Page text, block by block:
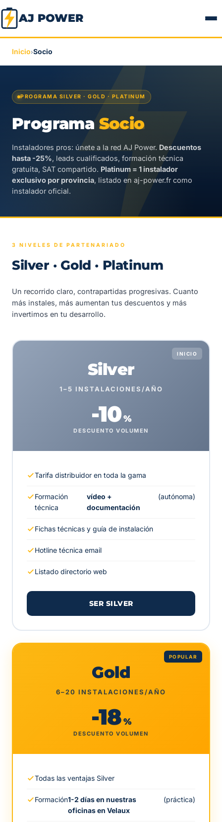
AJ POWER
Inicio›Socio
PROGRAMA SILVER · GOLD · PLATINUM
Programa Socio
Instaladores pros: únete a la red AJ Power. Descuentos
hasta -25%, leads cualificados, formación técnica
gratuita, SAT compartido. Platinum = 1 instalador
exclusivo por provincia, listado en aj-power.fr como
instalador oficial.
3 NIVELES DE PARTENARIADO
Silver · Gold · Platinum
Un recorrido claro, contrapartidas progresivas. Cuanto
más instales, más aumentan tus descuentos y más
invertimos en tu desarrollo.
INICIO
Silver
1–5 INSTALACIONES/AÑO
-10%
DESCUENTO VOLUMEN
Tarifa distribuidor en toda la gama
Formación
técnica
vídeo +
documentación
(autónoma)
Fichas técnicas y guía de instalación
Hotline técnica email
Listado directorio web
SER SILVER
POPULAR
Gold
6–20 INSTALACIONES/AÑO
-18%
DESCUENTO VOLUMEN
Todas las ventajas Silver
Formación1-2 días en nuestras
oficinas en Velaux
(práctica)